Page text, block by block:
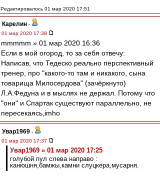
Редактировалось 01 мар 2020 17:51
Карелин -
01 мар 2020 17:38
mmmmm » 01 мар 2020 16:36
Если в мой огород, то за себя отвечу:
Написав, что Тедеско реально перспективный
тренер, про "какого-то там и никакого, сына
товарища Милосердова" (зачёркнуто)
Л.А.Федуна и в мыслях не держал. Потому что
"они" и Спартак существуют параллельно, не
пересекаясь,imho
Увар1969 -
01 мар 2020 17:37
Увар1969 » 01 мар 2020 17:25
голубой пул слева направо :
канюшня,бамжы,камни слуцкера,мусарня.